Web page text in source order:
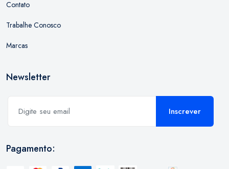
Contato
Trabalhe Conosco
Marcas
Newsletter
Inscrever
Pagamento: